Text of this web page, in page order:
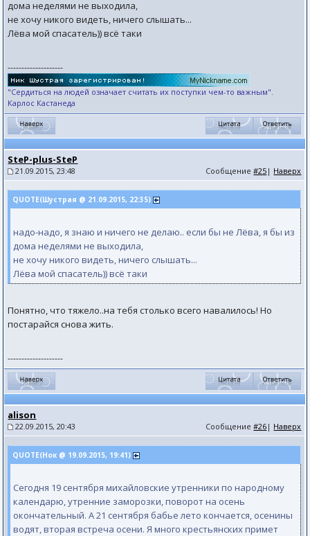
дома неделями не выходила,
не хочу никого видеть, ничего слышать...
Лёва мой спасатель)) всё таки
--------------------
"Сердиться на людей означает считать их поступки чем-то важным".
Карлос Кастанеда
SteP-plus-SteP
21.09.2015, 23:48 Сообщение#25 | Наверх
QUOTE(Шустрая @ 21.09.2015, 22:35)
надо-надо, я знаю и ничего не делаю.. если бы не Лёва, я бы из
дома неделями не выходила,
не хочу никого видеть, ничего слышать...
Лёва мой спасатель)) всё таки
Понятно, что тяжело..на тебя столько всего навалилось! Но
постарайся снова жить.
--------------------
alison
22.09.2015, 20:43 Сообщение#26 | Наверх
QUOTE(Нок @ 19.09.2015, 19:41)
Сегодня 19 сентября михайловские утренники по народному
календарю, утренние заморозки, поворот на осень
окончательный. А 21 сентября бабье лето кончается, осенины
водят, вторая встреча осени. Я много крестьянских примет